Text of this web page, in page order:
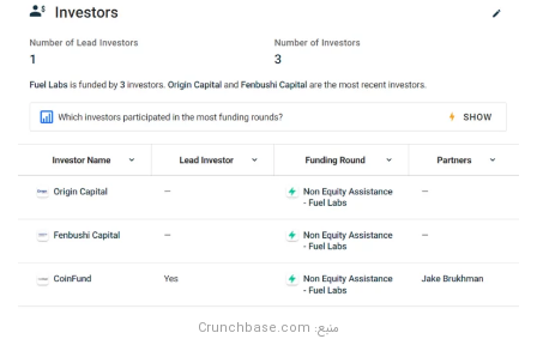
منبع: Crunchbase.com